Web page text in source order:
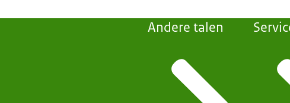
Andere talen